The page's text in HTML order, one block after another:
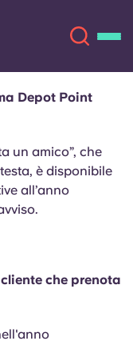
Lingua
Depot Point
un amico”, che
è disponibile
all’anno
che prenota